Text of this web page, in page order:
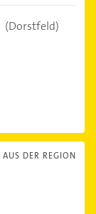
(Dorstfeld)
AUS DER REGION